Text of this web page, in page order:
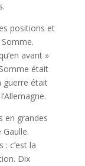
positions et
avant »
était
guerre était
en grandes
: c’est la
Dix